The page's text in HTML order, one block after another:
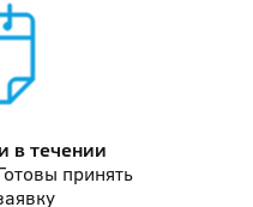
в течении
принять